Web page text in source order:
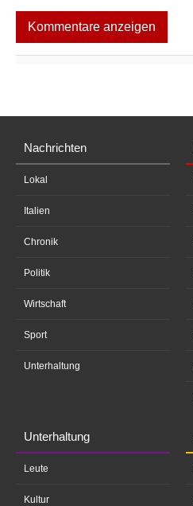
Kommentare anzeigen
Nachrichten
Lokal
Italien
Chronik
Politik
Wirtschaft
Sport
Unterhaltung
Unterhaltung
Leute
Kultur